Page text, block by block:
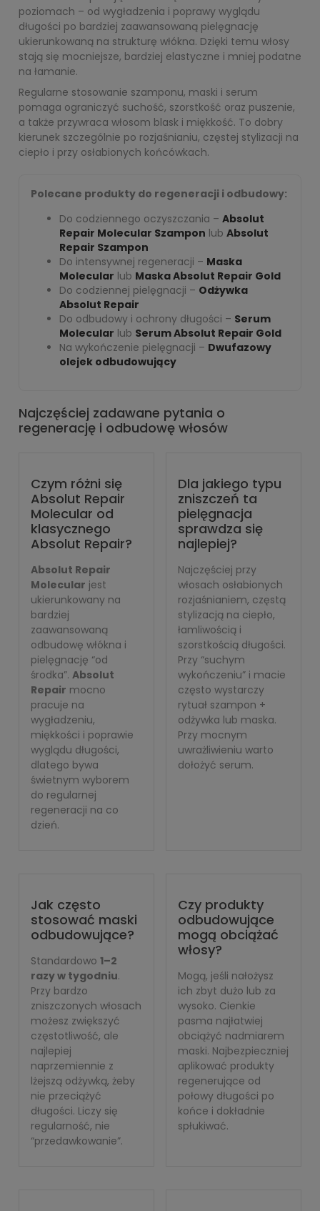
poziomach – od wygładzenia i poprawy wyglądu
długości po bardziej zaawansowaną pielęgnację
ukierunkowaną na strukturę włókna. Dzięki temu włosy
stają się mocniejsze, bardziej elastyczne i mniej podatne
na łamanie.
Regularne stosowanie szamponu, maski i serum
pomaga ograniczyć suchość, szorstkość oraz puszenie,
a także przywraca włosom blask i miękkość. To dobry
kierunek szczególnie po rozjaśnianiu, częstej stylizacji na
ciepło i przy osłabionych końcówkach.
Polecane produkty do regeneracji i odbudowy:
Do codziennego oczyszczania – Absolut
Repair Molecular Szampon lub Absolut
Repair Szampon
Do intensywnej regeneracji – Maska
Molecular lub Maska Absolut Repair Gold
Do codziennej pielęgnacji – Odżywka
Absolut Repair
Do odbudowy i ochrony długości – Serum
Molecular lub Serum Absolut Repair Gold
Na wykończenie pielęgnacji – Dwufazowy
olejek odbudowujący
Najczęściej zadawane pytania o
regenerację i odbudowę włosów
Czym różni się
Absolut Repair
Molecular od
klasycznego
Absolut Repair?
Absolut Repair
Molecular jest
ukierunkowany na
bardziej
zaawansowaną
odbudowę włókna i
pielęgnację “od
środka”. Absolut
Repair mocno
pracuje na
wygładzeniu,
miękkości i poprawie
wyglądu długości,
dlatego bywa
świetnym wyborem
do regularnej
regeneracji na co
dzień.
Dla jakiego typu
zniszczeń ta
pielęgnacja
sprawdza się
najlepiej?
Najczęściej przy
włosach osłabionych
rozjaśnianiem, częstą
stylizacją na ciepło,
łamliwością i
szorstkością długości.
Przy “suchym
wykończeniu” i macie
często wystarczy
rytuał szampon +
odżywka lub maska.
Przy mocnym
uwrażliwieniu warto
dołożyć serum.
Jak często
stosować maski
odbudowujące?
Standardowo 1–2
razy w tygodniu.
Przy bardzo
zniszczonych włosach
możesz zwiększyć
częstotliwość, ale
najlepiej
naprzemiennie z
lżejszą odżywką, żeby
nie przeciążyć
długości. Liczy się
regularność, nie
“przedawkowanie”.
Czy produkty
odbudowujące
mogą obciążać
włosy?
Mogą, jeśli nałożysz
ich zbyt dużo lub za
wysoko. Cienkie
pasma najłatwiej
obciążyć nadmiarem
maski. Najbezpieczniej
aplikować produkty
regenerujące od
połowy długości po
końce i dokładnie
spłukiwać.